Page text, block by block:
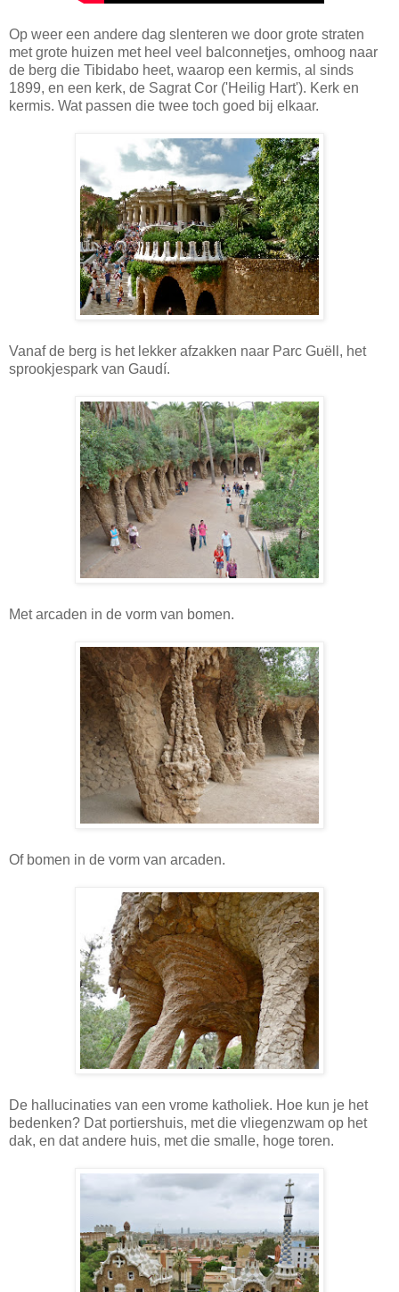
Op weer een andere dag slenteren we door grote straten
met grote huizen met heel veel balconnetjes, omhoog naar
de berg die Tibidabo heet, waarop een kermis, al sinds
1899, en een kerk, de Sagrat Cor ('Heilig Hart'). Kerk en
kermis. Wat passen die twee toch goed bij elkaar.
Vanaf de berg is het lekker afzakken naar Parc Guëll, het
sprookjespark van Gaudí.
Met arcaden in de vorm van bomen.
Of bomen in de vorm van arcaden.
De hallucinaties van een vrome katholiek. Hoe kun je het
bedenken? Dat portiershuis, met die vliegenzwam op het
dak, en dat andere huis, met die smalle, hoge toren.